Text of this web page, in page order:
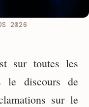
2026
sur toutes les
le discours de
sur le